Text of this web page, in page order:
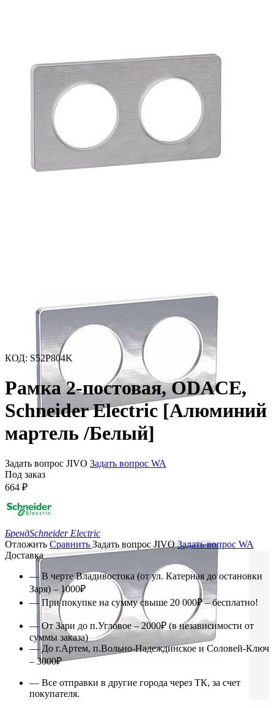
КОД: S52P804K
Рамка 2-постовая, ODACE,
Schneider Electric [Алюминий
мартель /Белый]
Задать вопрос JIVO Задать вопрос WA
Под заказ
664 ₽
БрендSchneider Electric
Отложить Сравнить Задать вопрос JIVO Задать вопрос WA
Доставка
— В черте Владивостока (от ул. Катерная до остановки
Заря) – 1000₽
— При покупке на сумму свыше 20 000₽ – бесплатно!
— От Зари до п.Угловое – 2000₽ (в независимости от
суммы заказа)
— До г.Артем, п.Вольно-Надеждинское и Соловей-Ключ
– 3000₽
— Все отправки в другие города через ТК, за счет
покупателя.